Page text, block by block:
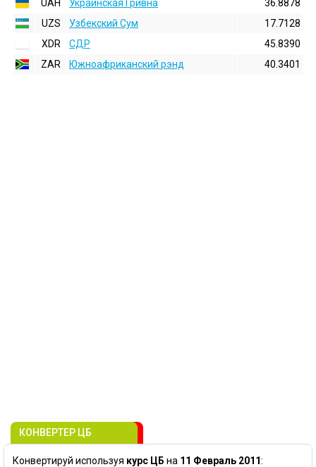
UAH
Украинская Гривна
36.8878
UZS
Узбекский Сум
17.7128
XDR
СДР
45.8390
ZAR
Южноафриканский рэнд 40.3401
КОНВЕРТЕР ЦБ
Конвертируй используя курс ЦБ на 11 Февраль 2011: